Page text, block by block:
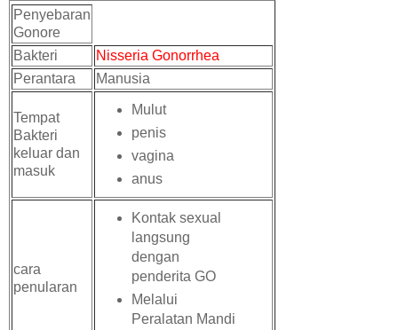
Penyebaran
Gonore
Bakteri
Nisseria Gonorrhea
Perantara
Manusia
Tempat
Bakteri
keluar dan
masuk
Mulut
penis
vagina
anus
cara
penularan
Kontak sexual
langsung
dengan
penderita GO
Melalui
Peralatan Mandi